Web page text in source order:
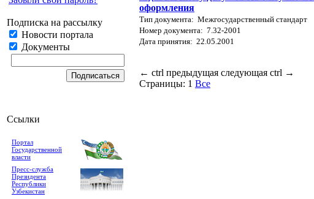
Подписка на рассылку
Новости портала
Документы
Ссылки
Портал
Государственной
власти
Пресс-служба
Президента
Республики
Узбекистан
оформления
Тип документа: Межгосударственный стандарт
Номер документа: 7.32-2001
Дата принятия: 22.05.2001
← ctrl предыдущая следующая ctrl →
Страницы: 1 Все